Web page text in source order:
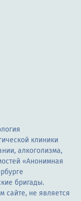
клиники
алкоголизма,
«Анонимная
бригады.
сайте, не является